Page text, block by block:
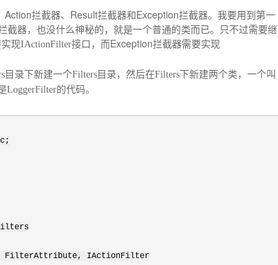
拦截器、Result拦截器和Exception拦截器。我要用到第一
截器，也没什么神秘的，就是一个普通的类而已。只不过需要继
现IActionFilter接口，而Exception拦截器需要实现
录下新建一个Filters目录，然后在Filters下新建两个类，一个叫
LoggerFilter的代码。
FilterAttribute, IActionFilter